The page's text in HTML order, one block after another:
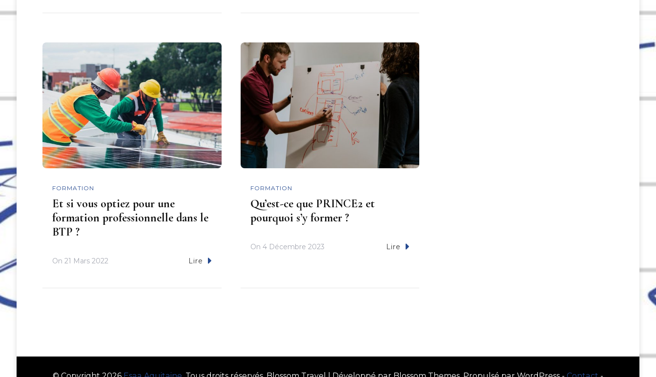
FORMATION
Et si vous optiez pour une
formation professionnelle dans le
BTP ?
On 21 Mars 2022 Lire
FORMATION
Qu’est-ce que PRINCE2 et
pourquoi s’y former ?
On 4 Décembre 2023 Lire